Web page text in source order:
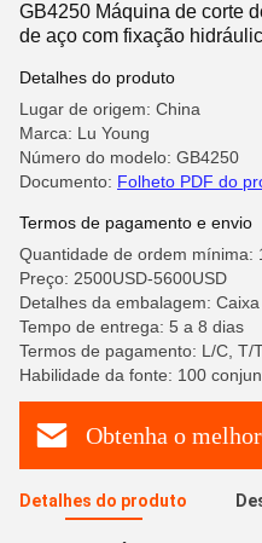
GB4250 Máquina de corte
de aço com fixação
Detalhes do produto
Lugar de origem: China
Marca: Lu Young
Número do modelo: GB4250
Documento: Folheto PDF do
Termos de pagamento e envio
Quantidade de ordem mínima:
Preço: 2500USD-5600USD
Detalhes da embalagem:
Tempo de entrega: 5 a 8 dias
Termos de pagamento: L/C, T/
Habilidade da fonte: 100
Obtenha o
Detalhes do produto